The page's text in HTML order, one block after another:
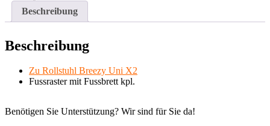
Beschreibung
Beschreibung
Zu Rollstuhl Breezy Uni X2
Fussraster mit Fussbrett kpl.
Benötigen Sie Unterstützung? Wir sind für Sie da!